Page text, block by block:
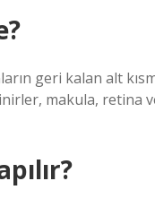
geri kalan alt
makula, retina